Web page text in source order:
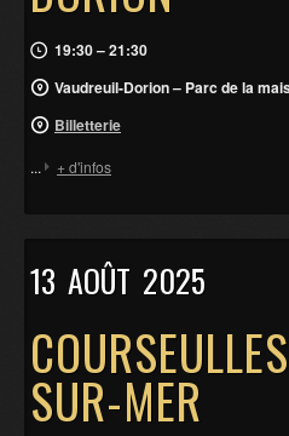
19:30 – 21:30
Vaudreuil-Dorion – Parc de la
Billetterie
... + d'infos
13 AOÛT 2025
SUR-MER